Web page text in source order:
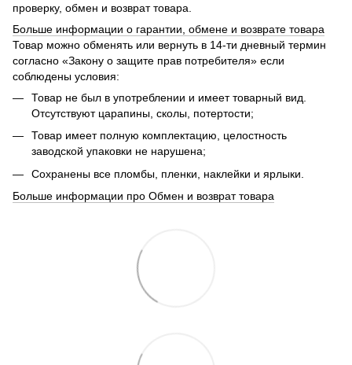
проверку, обмен и возврат товара.
Больше информации о гарантии, обмене и возврате товара
Товар можно обменять или вернуть в 14-ти дневный термин
согласно «Закону о защите прав потребителя» если
соблюдены условия:
Товар не был в употреблении и имеет товарный вид.
Отсутствуют царапины, сколы, потертости;
Товар имеет полную комплектацию, целостность
заводской упаковки не нарушена;
Сохранены все пломбы, пленки, наклейки и ярлыки.
Больше информации про Обмен и возврат товара